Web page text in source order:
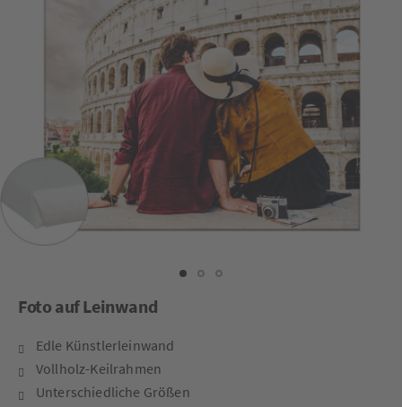
Foto auf Leinwand
Edle Künstlerleinwand
Vollholz-Keilrahmen
Unterschiedliche Größen